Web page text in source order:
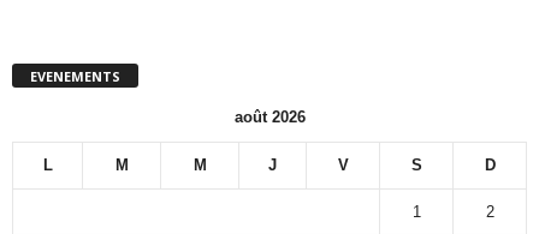
EVENEMENTS
août 2026
L M M J V S D
1 2